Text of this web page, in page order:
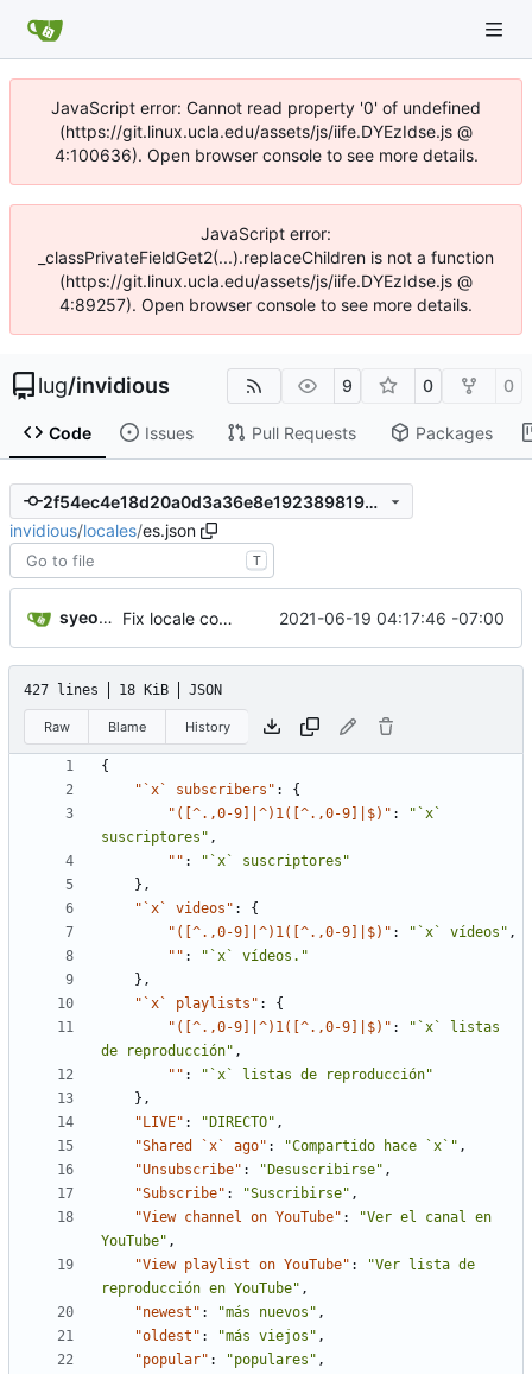
JavaScript error: Cannot read property '0' of undefined
(https://git.linux.ucla.edu/assets/js/iife.DYEzIdse.js @
4:100636). Open browser console to see more details.
JavaScript error:
_classPrivateFieldGet2(...).replaceChildren is not a function
(https://git.linux.ucla.edu/assets/js/iife.DYEzIdse.js @
4:89257). Open browser console to see more details.
lug/invidious 9 0 0
Code Issues Pull Requests Packages
2f54ec4e18d20a0d3a36e8e192389819b57d8dc3
invidious/locales/es.json
T
syeopite Fix locale consistency for err template redirects 2021-06-19 04:17:46 -07:00
427 lines 18 KiB JSON
Raw Blame History
{
"`x` subscribers" :
{
"([^.,0-9]|^)1([^.,0-9]|$)" :
"`x`
suscriptores" ,
"" :
"`x` suscriptores"
} ,
"`x` videos" :
{
"([^.,0-9]|^)1([^.,0-9]|$)" : "`x` vídeos" ,
"" :
"`x` vídeos."
} ,
"`x` playlists" :
{
"([^.,0-9]|^)1([^.,0-9]|$)" :
"`x` listas
de reproducción" ,
"" :
"`x` listas de reproducción"
} ,
"LIVE" : "DIRECTO" ,
"Shared `x` ago" : "Compartido hace `x`" ,
"Unsubscribe" : "Desuscribirse" ,
"Subscribe" : "Suscribirse" ,
"View channel on YouTube" :
"Ver el canal en
YouTube" ,
"View playlist on YouTube" :
"Ver lista de
reproducción en YouTube" ,
"newest" : "más nuevos" ,
"oldest" : "más viejos" ,
"popular" : "populares" ,